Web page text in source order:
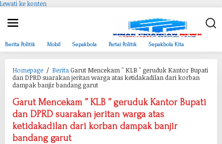
Lewati ke konten
Berita Politik Mobil Sepakbola Partai Politik Sepakbola Kita
Homepage / BeritaGarut Mencekam " KLB " geruduk Kantor Bupati
dan DPRD suarakan jeritan warga atas ketidakadilan dari korban
dampak banjir bandang garut
Garut Mencekam ” KLB ” geruduk Kantor Bupati
dan DPRD suarakan jeritan warga atas
ketidakadilan dari korban dampak banjir
bandang garut